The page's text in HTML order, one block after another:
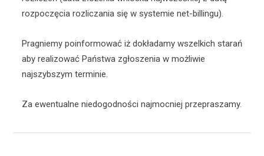
rozpoczęcia rozliczania się w systemie net-billingu).
Pragniemy poinformować iż dokładamy wszelkich starań
aby realizować Państwa zgłoszenia w możliwie
najszybszym terminie.
Za ewentualne niedogodności najmocniej przepraszamy.